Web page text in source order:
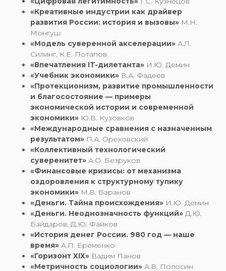
«Креативные индустрии как драйвер
развития России: история и вызовы» М.Н.
Монгуш
«Модель суверенной акселерации» А.Л.
Силинг, К.Е. Потапов
«Впечатления IT-дилетанта» И.Ю. Демин
«Учебник экономики» В.А. Фадеев
«Протекционизм, развитие промышленности
и благосостояние — примеры
экономической истории и современной
экономики» Ю.В. Кузовков
«Международные сравнения с назначенным
результатом» П.А. Ореховский
«Коллективный технологический
суверенитет» А.О. Безруков
«Финансовые кризисы: от механизма
оздоровления к структурному тупику
экономики» М.В. Баранов
«Деньги. Тайна происхождения» И.Ю. Демин
«Деньги. Неоднозначность функций» Д.Ю.
Байдаров, Д.Ю. Файков
«История денег России. 980 год — наше
время» А.П. Еременко
«Горизонт XIX» Вадим Панов
«Метричность социологии» А.В. Полосин